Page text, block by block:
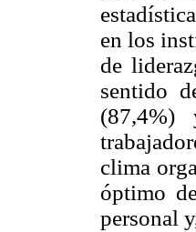
en los
de
sentido
(87,4%)
clima
óptimo
personal